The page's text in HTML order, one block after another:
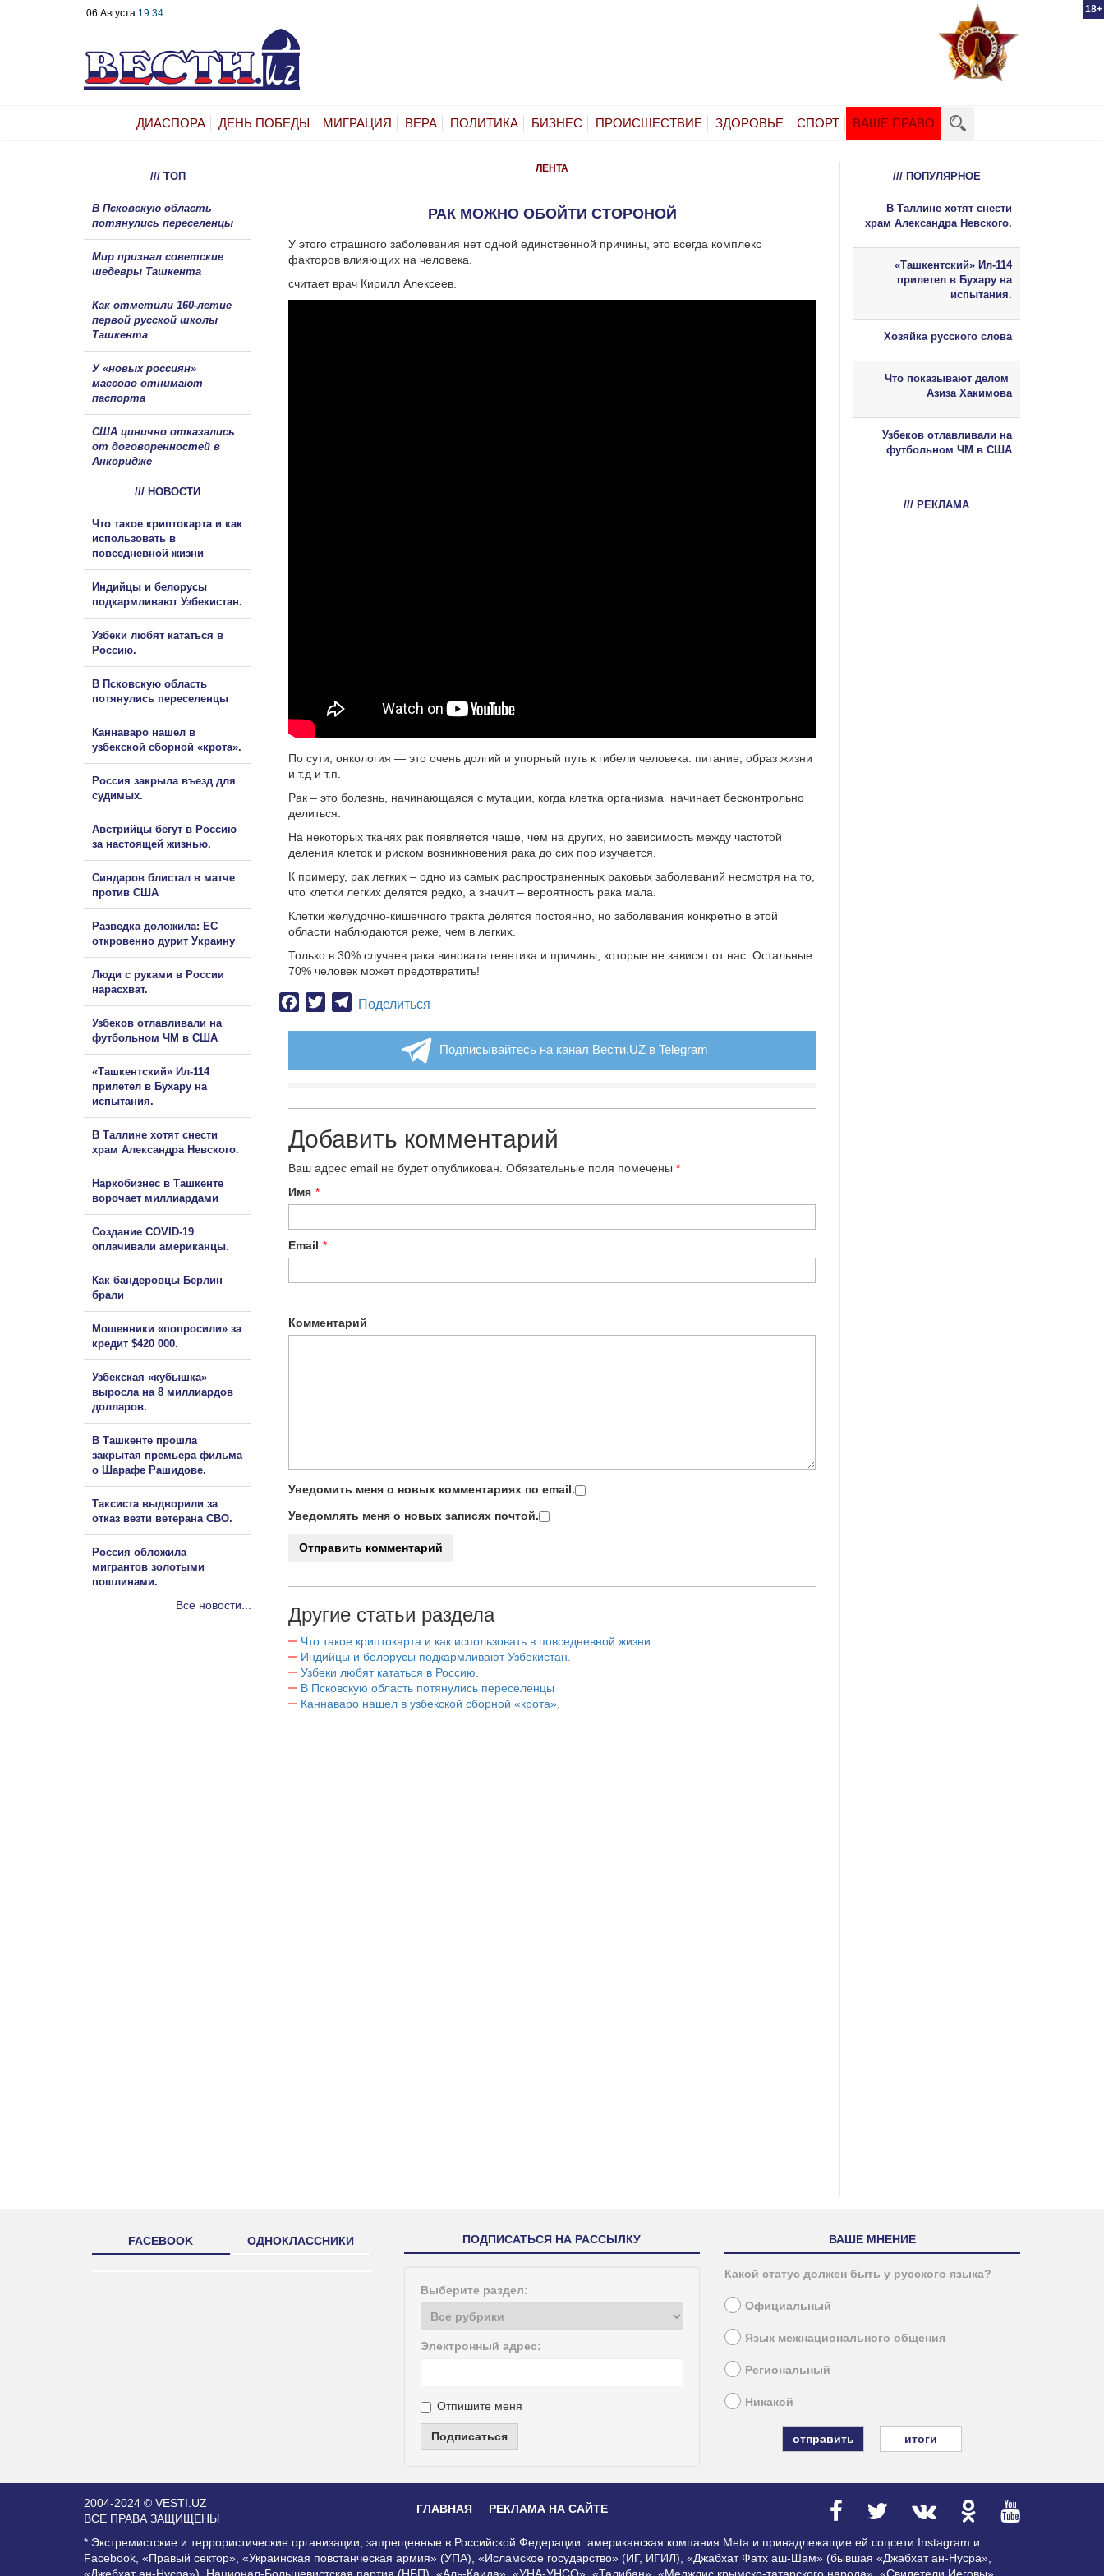
18+
06 Августа 19:34
ДИАСПОРА ДЕНЬ ПОБЕДЫ МИГРАЦИЯ ВЕРА ПОЛИТИКА БИЗНЕС ПРОИСШЕСТВИЕ ЗДОРОВЬЕ СПОРТ ВАШЕ ПРАВО
ЛЕНТА
РАК МОЖНО ОБОЙТИ СТОРОНОЙ
У этого страшного заболевания нет одной единственной причины, это всегда комплекс
факторов влияющих на человека.
считает врач Кирилл Алексеев.
По сути, онкология — это очень долгий и упорный путь к гибели человека: питание, образ жизни
и т.д и т.п.
Рак – это болезнь, начинающаяся с мутации, когда клетка организма начинает бесконтрольно
делиться.
На некоторых тканях рак появляется чаще, чем на других, но зависимость между частотой
деления клеток и риском возникновения рака до сих пор изучается.
К примеру, рак легких – одно из самых распространенных раковых заболеваний несмотря на то,
что клетки легких делятся редко, а значит – вероятность рака мала.
Клетки желудочно-кишечного тракта делятся постоянно, но заболевания конкретно в этой
области наблюдаются реже, чем в легких.
Только в 30% случаев рака виновата генетика и причины, которые не зависят от нас. Остальные
70% человек может предотвратить!
Facebook
TwitterTelegram
Поделиться
Подписывайтесь на канал Вести.UZ в Telegram
Добавить комментарий
Ваш адрес email не будет опубликован. Обязательные поля помечены *
Имя *
Email *
Комментарий
Уведомить меня о новых комментариях по email.
Уведомлять меня о новых записях почтой.
Другие статьи раздела
Что такое криптокарта и как использовать в повседневной жизни
Индийцы и белорусы подкармливают Узбекистан.
Узбеки любят кататься в Россию.
В Псковскую область потянулись переселенцы
Каннаваро нашел в узбекской сборной «крота».
/// ТОП
В Псковскую область
потянулись переселенцы
Мир признал советские
шедевры Ташкента
Как отметили 160-летие
первой русской школы
Ташкента
У «новых россиян»
массово отнимают
паспорта
США цинично отказались
от договоренностей в
Анкоридже
/// НОВОСТИ
Что такое криптокарта и как
использовать в
повседневной жизни
Индийцы и белорусы
подкармливают Узбекистан.
Узбеки любят кататься в
Россию.
В Псковскую область
потянулись переселенцы
Каннаваро нашел в
узбекской сборной «крота».
Россия закрыла въезд для
судимых.
Австрийцы бегут в Россию
за настоящей жизнью.
Синдаров блистал в матче
против США
Разведка доложила: ЕС
откровенно дурит Украину
Люди с руками в России
нарасхват.
Узбеков отлавливали на
футбольном ЧМ в США
«Ташкентский» Ил-114
прилетел в Бухару на
испытания.
В Таллине хотят снести
храм Александра Невского.
Наркобизнес в Ташкенте
ворочает миллиардами
Создание COVID-19
оплачивали американцы.
Как бандеровцы Берлин
брали
Мошенники «попросили» за
кредит $420 000.
Узбекская «кубышка»
выросла на 8 миллиардов
долларов.
В Ташкенте прошла
закрытая премьера фильма
о Шарафе Рашидове.
Таксиста выдворили за
отказ везти ветерана СВО.
Россия обложила
мигрантов золотыми
пошлинами.
Все новости...
/// ПОПУЛЯРНОЕ
В Таллине хотят снести
храм Александра Невского.
«Ташкентский» Ил-114
прилетел в Бухару на
испытания.
Хозяйка русского слова
Что показывают делом
Азиза Хакимова
Узбеков отлавливали на
футбольном ЧМ в США
/// РЕКЛАМА
FACEBOOK ОДНОКЛАССНИКИ ПОДПИСАТЬСЯ НА РАССЫЛКУ
Выберите раздел:
Электронный адрес:
Отпишите меня
Подписаться
ВАШЕ МНЕНИЕ
Какой статус должен быть у русского языка?
Официальный
Язык межнационального общения
Региональный
Никакой
итоги
2004-2024 © VESTI.UZ
ВСЕ ПРАВА ЗАЩИЩЕНЫ
ГЛАВНАЯ РЕКЛАМА НА САЙТЕ
* Экстремистские и террористические организации, запрещенные в Российской Федерации: американская компания Meta и принадлежащие ей соцсети Instagram и
Facebook, «Правый сектор», «Украинская повстанческая армия» (УПА), «Исламское государство» (ИГ, ИГИЛ), «Джабхат Фатх аш-Шам» (бывшая «Джабхат ан-Нусра»,
«Джебхат ан-Нусра»), Национал-Большевистская партия (НБП), «Аль-Каида», «УНА-УНСО», «Талибан», «Меджлис крымско-татарского народа», «Свидетели Иеговы»,